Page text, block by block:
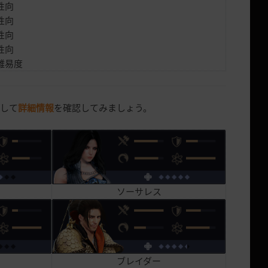
向
向
向
向
易度
て詳細情報を確認してみましょう。
ソーサレス
ブレイダー